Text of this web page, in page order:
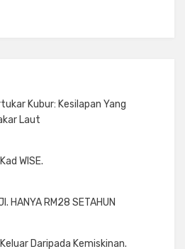
Kubur: Kesilapan Yang
Laut
WISE.
HANYA RM28 SETAHUN
Daripada Kemiskinan.